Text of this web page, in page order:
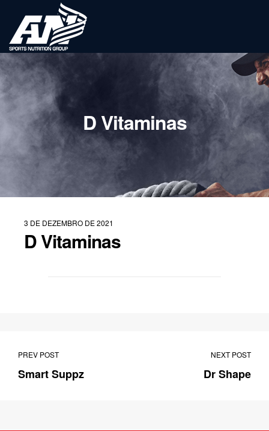
D Vitaminas
3 DE DEZEMBRO DE 2021
D Vitaminas
PREV POST
Smart Suppz
NEXT POST
Dr Shape